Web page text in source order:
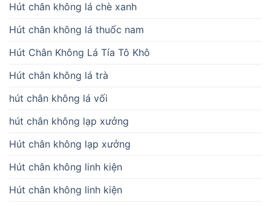
Hút chân không lá chè xanh
Hút chân không lá thuốc nam
Hút Chân Không Lá Tía Tô Khô
Hút chân không lá trà
hút chân không lá vối
hút chân không lạp xưởng
Hút chân không lạp xưởng
Hút chân không linh kiện
Hút chân không linh kiện